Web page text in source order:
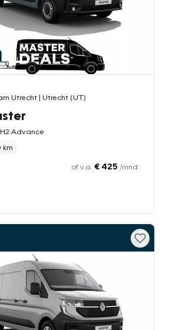
Utrecht| Utrecht (UT)
Advance
km
of v.a. € 425 /mnd